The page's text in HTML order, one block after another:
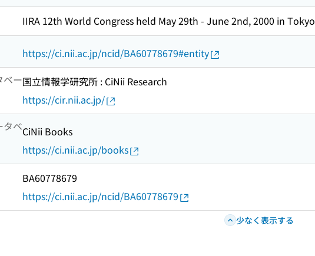
IIRA 12th World Congress held May 29th - June 2nd, 2000 in Tokyo
https://ci.nii.ac.jp/ncid/BA60778679#entity
ベー国立情報学研究所 : CiNii Research
https://cir.nii.ac.jp/
タベCiNii Books
https://ci.nii.ac.jp/books
BA60778679
https://ci.nii.ac.jp/ncid/BA60778679
少なく表示する